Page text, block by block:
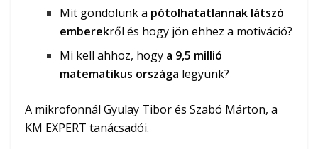
Mit gondolunk a pótolhatatlannak látszó
emberekről és hogy jön ehhez a motiváció?
Mi kell ahhoz, hogy a 9,5 millió
matematikus országa legyünk?
A mikrofonnál Gyulay Tibor és Szabó Márton, a
KM EXPERT tanácsadói.